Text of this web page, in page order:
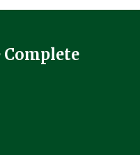
Complete